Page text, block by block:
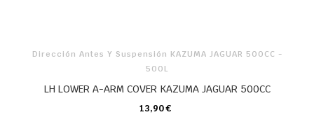
Dirección Antes Y Suspensión KAZUMA JAGUAR 500CC -
500L
LH LOWER A-ARM COVER KAZUMA JAGUAR 500CC
13,90 €
CARRO